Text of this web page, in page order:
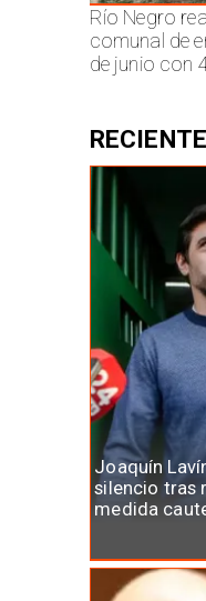
Río Negro
comunal de
de junio con
Joaquín
silencio tras
medida